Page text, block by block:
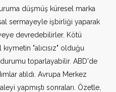
düşmüş küresel marka
sermayeyle işbirliği yaparak
devredebilirler. Kötü
"alıcısız" olduğu
toparlayabilir. ABD'de
atıldı. Avrupa Merkez
yapmıştı sonraları. Özetle,